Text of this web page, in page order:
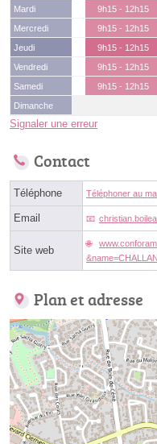
Mardi
9h15 - 12h15
Mercredi
9h15 - 12h15
Jeudi
9h15 - 12h15
Vendredi
9h15 - 12h15
Samedi
9h15 - 12h15
Dimanche
Signaler une erreur
Contact
Téléphone Téléphoner au
Email
Site web
Plan et adresse